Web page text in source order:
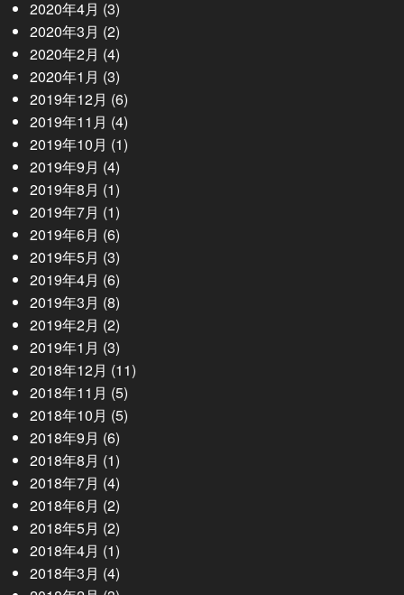
2020年4月 (3)
2020年3月 (2)
2020年2月 (4)
2020年1月 (3)
2019年12月 (6)
2019年11月 (4)
2019年10月 (1)
2019年9月 (4)
2019年8月 (1)
2019年7月 (1)
2019年6月 (6)
2019年5月 (3)
2019年4月 (6)
2019年3月 (8)
2019年2月 (2)
2019年1月 (3)
2018年12月 (11)
2018年11月 (5)
2018年10月 (5)
2018年9月 (6)
2018年8月 (1)
2018年7月 (4)
2018年6月 (2)
2018年5月 (2)
2018年4月 (1)
2018年3月 (4)